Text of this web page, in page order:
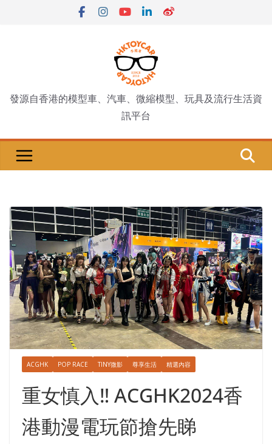
發源自香港的模型車、汽車、微縮模型、玩具及流行生活資
訊平台
ACGHK POP RACE TINY微影 尊享生活 精選內容
重女慎入‼ ACGHK2024香
港動漫電玩節搶先睇